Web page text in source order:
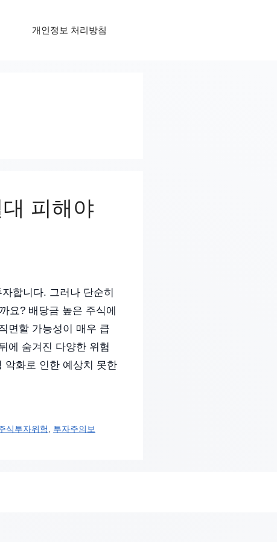
개인정보 처리방침
피해야
합니다. 그러나 단순히
요? 배당금 높은 주식에
면할 가능성이 매우 큽
에 숨겨진 다양한 위험
악화로 인한 예상치 못한
식투자위험 투자주의보